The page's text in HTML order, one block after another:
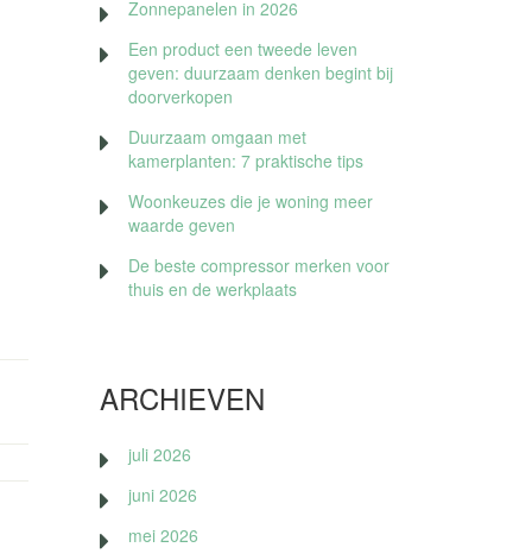
Zonnepanelen in 2026
Een product een tweede leven
geven: duurzaam denken begint bij
doorverkopen
Duurzaam omgaan met
kamerplanten: 7 praktische tips
Woonkeuzes die je woning meer
waarde geven
De beste compressor merken voor
thuis en de werkplaats
ARCHIEVEN
juli 2026
juni 2026
mei 2026